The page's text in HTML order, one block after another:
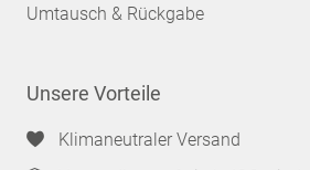
Umtausch & Rückgabe
Unsere Vorteile
Klimaneutraler Versand